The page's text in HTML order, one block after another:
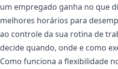
um empregado ganha no que
melhores horários para
ao controle da sua rotina de
decide quando, onde e como
Como funciona a flexibilidade